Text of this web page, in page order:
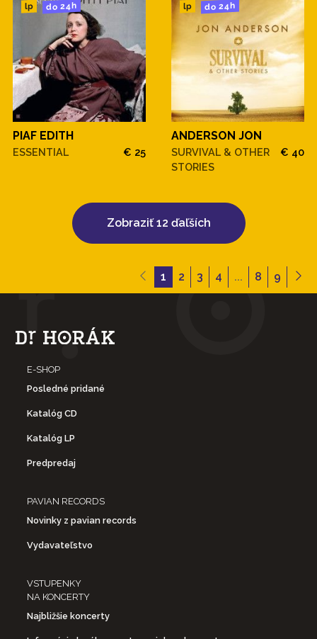
lp do 24h
PIAF EDITH
ESSENTIAL € 25
lp do 24h
ANDERSON JON
SURVIVAL & OTHER
STORIES
€ 40
Zobraziť 12 ďaľších
1 2 3 4 ... 8 9
E-SHOP
Posledné pridané
Katalóg CD
Katalóg LP
Predpredaj
PAVIAN RECORDS
Novinky z pavian records
Vydavateľstvo
VSTUPENKY
NA KONCERTY
Najbližšie koncerty